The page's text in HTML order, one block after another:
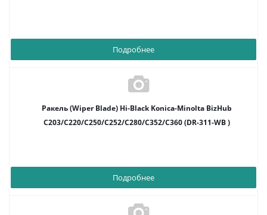
Подробнее
Ракель (Wiper Blade) Hi-Black Konica-Minolta BizHub
C203/C220/C250/C252/C280/C352/C360 (DR-311-WB )
Подробнее